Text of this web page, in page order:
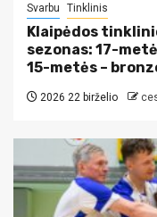
Svarbu Tinklinis
Klaipėdos
sezonas: 17-
15-metės –
2026 22 birželio